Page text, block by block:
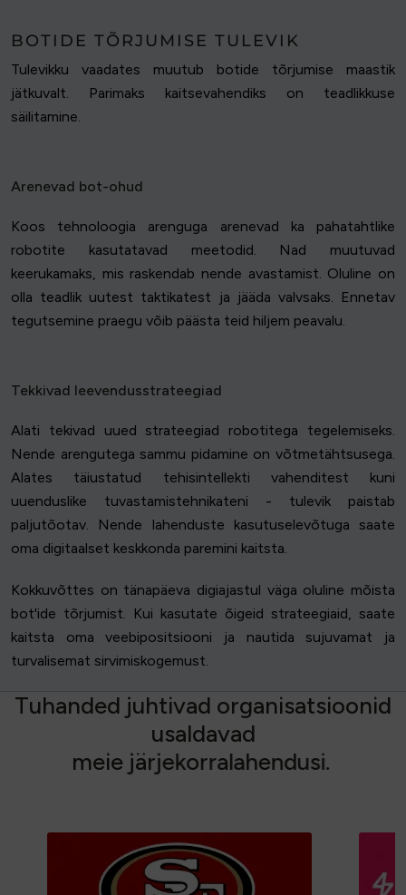
BOTIDE TÕRJUMISE TULEVIK
Tulevikku vaadates muutub botide tõrjumise maastik
jätkuvalt. Parimaks kaitsevahendiks on teadlikkuse
säilitamine.
Arenevad bot-ohud
Koos tehnoloogia arenguga arenevad ka pahatahtlike
robotite kasutatavad meetodid. Nad muutuvad
keerukamaks, mis raskendab nende avastamist. Oluline on
olla teadlik uutest taktikatest ja jääda valvsaks. Ennetav
tegutsemine praegu võib päästa teid hiljem peavalu.
Tekkivad leevendusstrateegiad
Alati tekivad uued strateegiad robotitega tegelemiseks.
Nende arengutega sammu pidamine on võtmetähtsusega.
Alates täiustatud tehisintellekti vahenditest kuni
uuenduslike tuvastamistehnikateni - tulevik paistab
paljutõotav. Nende lahenduste kasutuselevõtuga saate
oma digitaalset keskkonda paremini kaitsta.
Kokkuvõttes on tänapäeva digiajastul väga oluline mõista
bot'ide tõrjumist. Kui kasutate õigeid strateegiaid, saate
kaitsta oma veebipositsiooni ja nautida sujuvamat ja
turvalisemat sirvimiskogemust.
Tuhanded juhtivad organisatsioonid
usaldavad
meie järjekorralahendusi